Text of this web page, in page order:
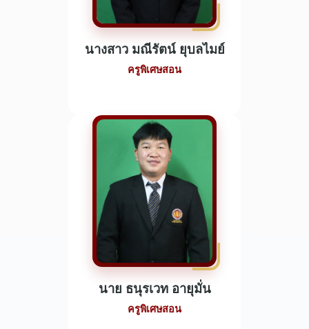
นางสาว มณีรัตน์ ยุบลไมย์
ครูพิเศษสอน
นาย ธนุรเวท อายุมั่น
ครูพิเศษสอน